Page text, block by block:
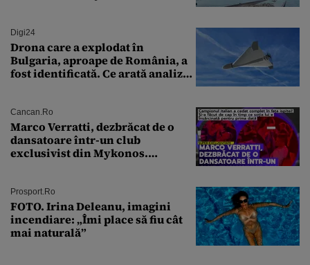
Digi24
Drona care a explodat în
Bulgaria, aproape de România, a
fost identificată. Ce arată analiza
Cancan.ro
Marco Verratti, dezbrăcat de o
dansatoare într-un club
exclusivist din Mykonos.
Prosport.ro
FOTO. Irina Deleanu, imagini
incendiare: „Îmi place să fiu cât
mai naturală”